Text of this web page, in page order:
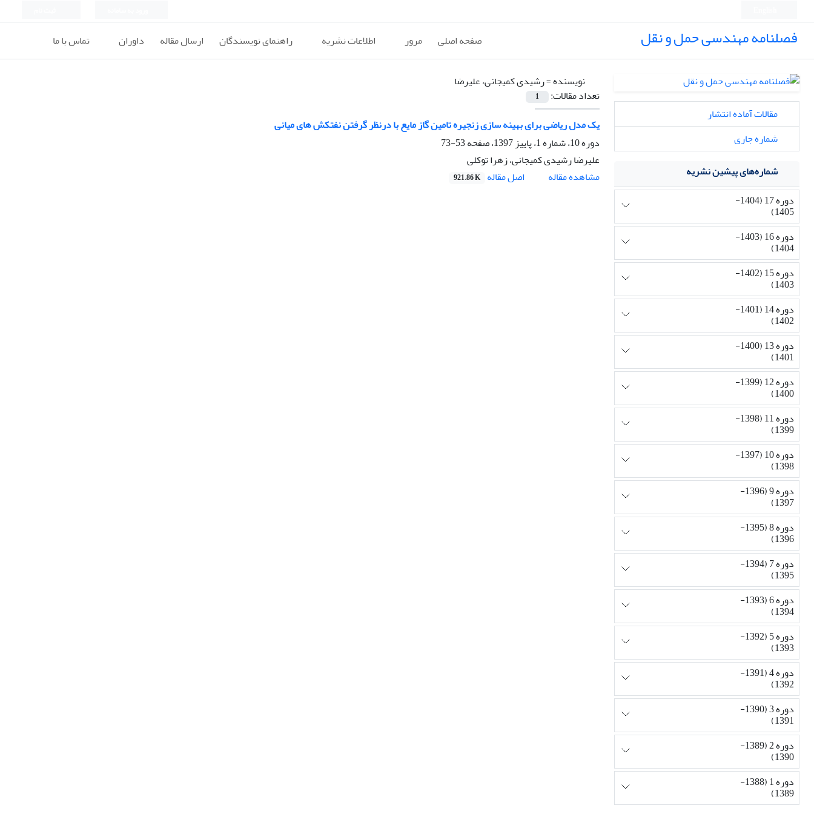
فصلنامه مهندسی حمل و نقل صفحه اصلی مرور اطلاعات نشریه راهنمای نویسندگان ارسال مقاله داوران تماس با ما
نویسنده =رشیدی کمیجانی، علیرضا
تعداد مقالات:
1
یک مدل ریاضی برای بهینه سازی زنجیره تامین گاز مایع با درنظر گرفتن نفتکش های میانی
دوره 10، شماره 1، پاییز 1397، صفحه
53-73
علیرضا رشیدی کمیجانی، زهرا توکلی
مشاهده مقاله
اصل مقاله 921.86 K
مقالات آماده انتشار
شماره جاری
شماره‌های پیشین نشریه
دوره 17 (1404-
1405)
دوره 16 (1403-
1404)
دوره 15 (1402-
1403)
دوره 14 (1401-
1402)
دوره 13 (1400-
1401)
دوره 12 (1399-
1400)
دوره 11 (1398-
1399)
دوره 10 (1397-
1398)
دوره 9 (1396-
1397)
دوره 8 (1395-
1396)
دوره 7 (1394-
1395)
دوره 6 (1393-
1394)
دوره 5 (1392-
1393)
دوره 4 (1391-
1392)
دوره 3 (1390-
1391)
دوره 2 (1389-
1390)
دوره 1 (1388-
1389)